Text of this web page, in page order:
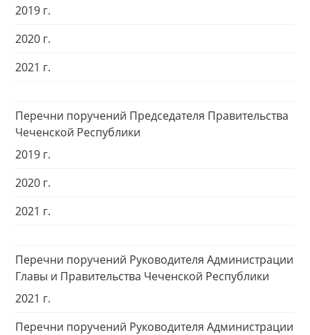
2019 г.
2020 г.
2021 г.
Перечни поручений Председателя Правительства
Чеченской Республики
2019 г.
2020 г.
2021 г.
Перечни поручений Руководителя Администрации
Главы и Правительства Чеченской Республики
2021 г.
Перечни поручений Руководителя Администрации